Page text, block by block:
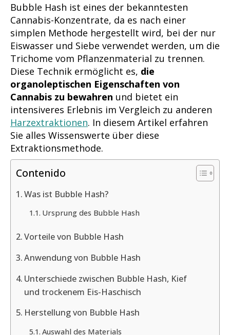
Bubble Hash ist eines der bekanntesten
Cannabis-Konzentrate, da es nach einer
simplen Methode hergestellt wird, bei der nur
Eiswasser und Siebe verwendet werden, um die
Trichome vom Pflanzenmaterial zu trennen.
Diese Technik ermöglicht es, die
organoleptischen Eigenschaften von
Cannabis zu bewahren und bietet ein
intensiveres Erlebnis im Vergleich zu anderen
Harzextraktionen. In diesem Artikel erfahren
Sie alles Wissenswerte über diese
Extraktionsmethode.
Contenido
Was ist Bubble Hash?
Ursprung des Bubble Hash
Vorteile von Bubble Hash
Anwendung von Bubble Hash
Unterschiede zwischen Bubble Hash, Kief
und trockenem Eis-Haschisch
Herstellung von Bubble Hash
Auswahl des Materials